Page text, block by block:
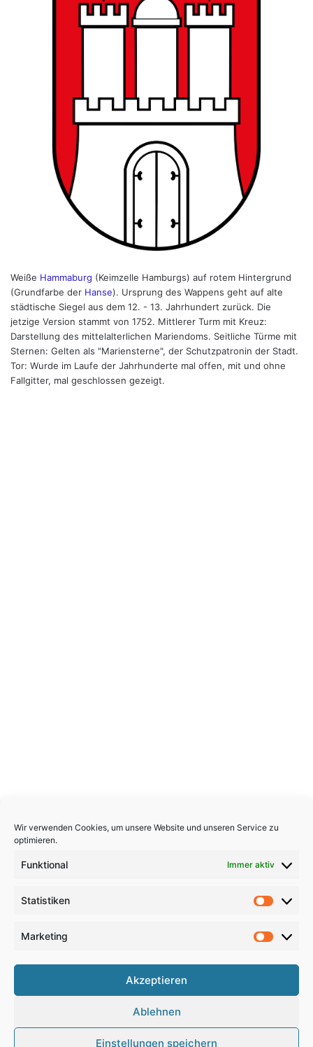
Wir verwenden Cookies, um unsere Website und unseren Service zu
optimieren.
Funktional Immer aktiv
Statistiken
Marketing
Akzeptieren
Ablehnen
Einstellungen speichern
Weiße Hammaburg (Keimzelle Hamburgs) auf rotem Hintergrund
(Grundfarbe der Hanse). Ursprung des Wappens geht auf alte
städtische Siegel aus dem 12. - 13. Jahrhundert zurück. Die
jetzige Version stammt von 1752. Mittlerer Turm mit Kreuz:
Darstellung des mittelalterlichen Mariendoms. Seitliche Türme mit
Sternen: Gelten als "Mariensterne", der Schutzpatronin der Stadt.
Tor: Wurde im Laufe der Jahrhunderte mal offen, mit und ohne
Fallgitter, mal geschlossen gezeigt.
Copyright 2026, All Rights Reserved
Haftungsausschluss